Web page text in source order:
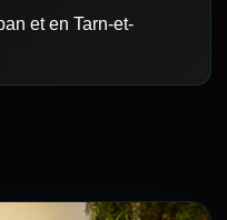
et en Tarn-et-